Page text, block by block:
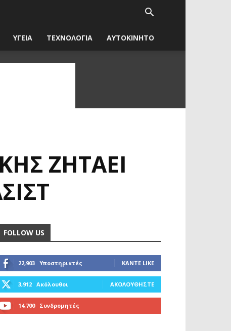
ΥΓΕΙΑ ΤΕΧΝΟΛΟΓΙΑ ΑΥΤΟΚΙΝΗΤΟ
ΖΗΤΆΕΙ
FOLLOW US
22,903 Υποστηρικτές ΚΆΝΤΕ LIKE
3,912 Ακόλουθοι ΑΚΟΛΟΥΘΉΣΤΕ
14,700 Συνδρομητές